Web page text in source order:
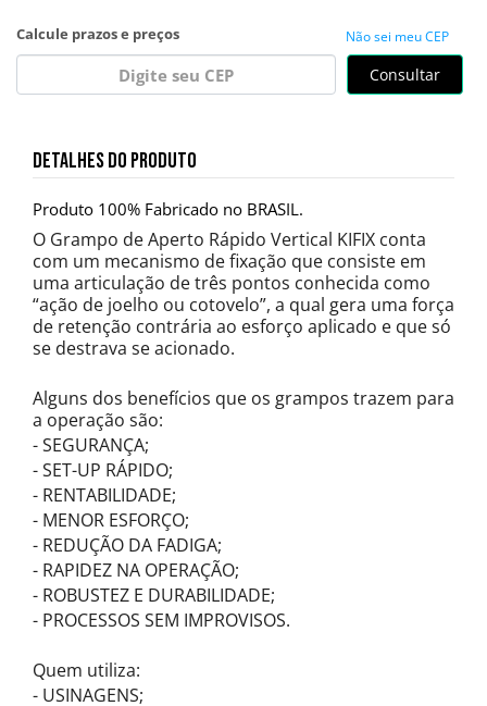
Não sei meu CEP
Consultar
DETALHES DO PRODUTO
Produto 100% Fabricado no BRASIL.
O Grampo de Aperto Rápido Vertical KIFIX conta
com um mecanismo de fixação que consiste em
uma articulação de três pontos conhecida como
“ação de joelho ou cotovelo”, a qual gera uma força
de retenção contrária ao esforço aplicado e que só
se destrava se acionado.
Alguns dos benefícios que os grampos trazem para
a operação são:
- SEGURANÇA;
- SET-UP RÁPIDO;
- RENTABILIDADE;
- MENOR ESFORÇO;
- REDUÇÃO DA FADIGA;
- RAPIDEZ NA OPERAÇÃO;
- ROBUSTEZ E DURABILIDADE;
- PROCESSOS SEM IMPROVISOS.
Quem utiliza:
- USINAGENS;